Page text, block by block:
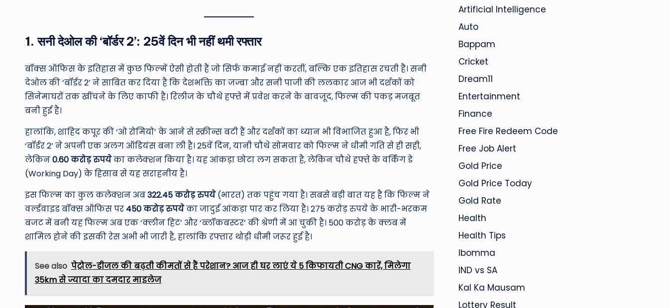
1. सनी देओल की ‘बॉर्डर 2’: 25वें दिन भी नहीं थमी रफ्तार
बॉक्स ऑफिस के इतिहास में कुछ फिल्में ऐसी होती हैं जो सिर्फ कमाई नहीं करतीं, बल्कि एक इतिहास रचती हैं। सनी
देओल की ‘बॉर्डर 2’ ने साबित कर दिया है कि देशभक्ति का जज्बा और सनी पाजी की ललकार आज भी दर्शकों को
सिनेमाघरों तक खींचने के लिए काफी है। रिलीज के चौथे हफ्ते में प्रवेश करने के बावजूद, फिल्म की पकड़ मजबूत
बनी हुई है।
हालांकि, शाहिद कपूर की ‘ओ रोमियो’ के आने से स्क्रीन्स बटी हैं और दर्शकों का ध्यान भी विभाजित हुआ है, फिर भी
‘बॉर्डर 2’ ने अपनी एक अलग ऑडियंस बना ली है। 25वें दिन, यानी चौथे सोमवार को फिल्म ने धीमी गति से ही सही,
लेकिन0.60 करोड़ रुपयेका कलेक्शन किया है। यह आंकड़ा छोटा लग सकता है, लेकिन चौथे हफ्ते के वर्किंग डे
(Working Day) के हिसाब से यह सराहनीय है।
इस फिल्म का कुल कलेक्शन अब322.45 करोड़ रुपये(भारत) तक पहुंच गया है। सबसे बड़ी बात यह है कि फिल्म ने
वर्ल्डवाइड बॉक्स ऑफिस पर 450 करोड़ रुपयेका जादुई आंकड़ा पार कर लिया है। 275 करोड़ रुपये के भारी-भरकम
बजट में बनी यह फिल्म अब एक ‘क्लीन हिट’ और ‘ब्लॉकबस्टर’ की श्रेणी में आ चुकी है। 500 करोड़ के क्लब में
शामिल होने की इसकी रेस अभी भी जारी है, हालांकि रफ्तार थोड़ी धीमी जरूर हुई है।
See also पेट्रोल-डीजल की बढ़ती कीमतों से हैं परेशान? आज ही घर लाएं ये 5 किफायती CNG कारें, मिलेगा
35km से ज्यादा का दमदार माइलेज
Artificial Intelligence
Auto
Bappam
Cricket
Dream11
Entertainment
Finance
Free Fire Redeem Code
Free Job Alert
Gold Price
Gold Price Today
Gold Rate
Health
Health Tips
Ibomma
IND vs SA
Kal Ka Mausam
Lottery Result